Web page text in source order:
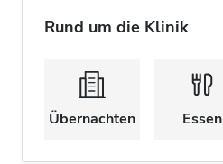
Rund um die Klinik
Übernachten Essen